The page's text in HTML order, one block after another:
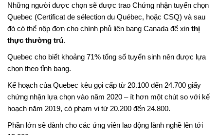
Những người được chọn sẽ được trao Chứng nhận tuyển chọn
Quebec (Certificat de sélection du Québec, hoặc CSQ) và sau
đó có thể nộp đơn cho chính phủ liên bang Canada để xin thị
thực thường trú.
Quebec cho biết khoảng 71% tổng số tuyển sinh nên được lựa
chọn theo tỉnh bang.
Kế hoạch của Quebec kêu gọi cấp từ 20.100 đến 24.700 giấy
chứng nhận lựa chọn vào năm 2020 – ít hơn một chút so với kế
hoạch năm 2019, có phạm vi từ 20.200 đến 24.800.
Phần lớn sẽ dành cho các ứng viên lao động lành nghề lên tới